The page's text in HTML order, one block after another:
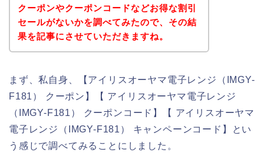
クーポンやクーポンコードなどお得な割引
セールがないかを調べてみたので、その結
果を記事にさせていただきますね。
まず、私自身、【アイリスオーヤマ電子レンジ（IMGY-
F181） クーポン】【 アイリスオーヤマ電子レンジ
（IMGY-F181） クーポンコード】【 アイリスオーヤマ
電子レンジ（IMGY-F181） キャンペーンコード】とい
う感じで調べてみることにしました。